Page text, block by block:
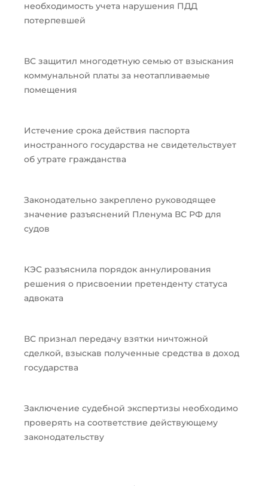
необходимость учета нарушения ПДД
потерпевшей
ВС защитил многодетную семью от взыскания
коммунальной платы за неотапливаемые
помещения
Истечение срока действия паспорта
иностранного государства не свидетельствует
об утрате гражданства
Законодательно закреплено руководящее
значение разъяснений Пленума ВС РФ для
судов
КЭС разъяснила порядок аннулирования
решения о присвоении претенденту статуса
адвоката
ВС признал передачу взятки ничтожной
сделкой, взыскав полученные средства в доход
государства
Заключение судебной экспертизы необходимо
проверять на соответствие действующему
законодательству